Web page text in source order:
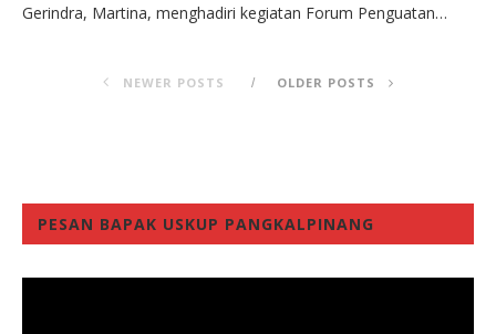
Gerindra, Martina, menghadiri kegiatan Forum Penguatan…
NEWER POSTS OLDER POSTS
PESAN BAPAK USKUP PANGKALPINANG